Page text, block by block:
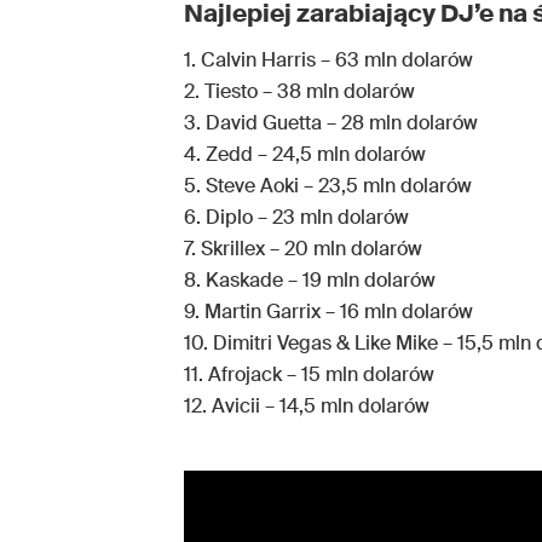
Najlepiej zarabiający DJ’e na
1. Calvin Harris – 63 mln dolarów
2. Tiesto – 38 mln dolarów
3. David Guetta – 28 mln dolarów
4. Zedd – 24,5 mln dolarów
5. Steve Aoki – 23,5 mln dolarów
6. Diplo – 23 mln dolarów
7. Skrillex – 20 mln dolarów
8. Kaskade – 19 mln dolarów
9. Martin Garrix – 16 mln dolarów
10. Dimitri Vegas & Like Mike – 15,5 mln
11. Afrojack – 15 mln dolarów
12. Avicii – 14,5 mln dolarów